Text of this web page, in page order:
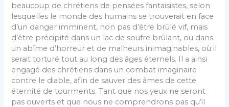
beaucoup de chrétiens de pensées fantaisistes, selon
lesquelles le monde des humains se trouverait en face
d’un danger imminent, non pas d’être brûlé vif, mais
d’être précipité dans un lac de soufre brûlant, ou dans
un abîme d’horreur et de malheurs inimaginables, où il
serait torturé tout au long des âges éternels. Il a ainsi
engagé des chrétiens dans un combat imaginaire
contre le diable, afin de sauver des âmes de cette
éternité de tourments. Tant que nos yeux ne seront
pas ouverts et que nous ne comprendrons pas qu’il